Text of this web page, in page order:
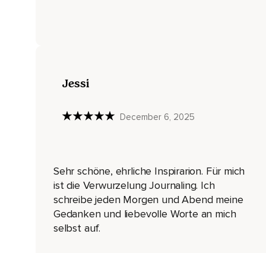
Weil es passierte nicht so oft.
Es war so furchtbar.
Es ist mir so unangenehm.
Jessi
December 6, 2025
Sehr schöne, ehrliche Inspirarion. Für mich
ist die Verwurzelung Journaling. Ich
schreibe jeden Morgen und Abend meine
Gedanken und liebevolle Worte an mich
selbst auf.